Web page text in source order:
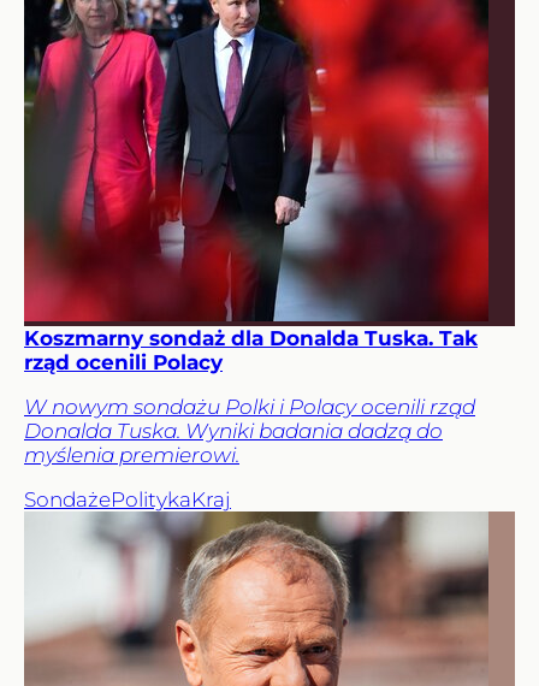
Koszmarny sondaż dla Donalda Tuska. Tak
rząd ocenili Polacy
W nowym sondażu Polki i Polacy ocenili rząd
Donalda Tuska. Wyniki badania dadzą do
myślenia premierowi.
SondażePolitykaKraj